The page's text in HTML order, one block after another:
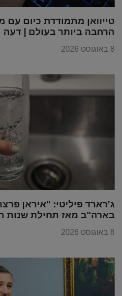
טייוואן מתמודדת כיום
הרחבה ביותר בעולם | דעה
8 באוגוסט 2026
ג'רארד פיליטי: "איראן
בארה"ב מאז תחילת שנות ה-
8 באוגוסט 2026